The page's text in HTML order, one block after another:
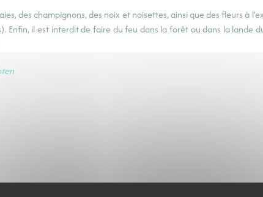
des champignons, des noix et noisettes, ainsi que des fleurs à
Enfin, il est interdit de faire du feu dans la forêt ou dans la lande